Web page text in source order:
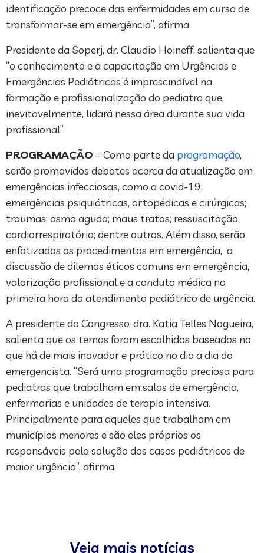
identificação precoce das enfermidades em curso de
transformar-se em emergência”, afirma.
Presidente da Soperj, dr. Claudio Hoineff, salienta que
“o conhecimento e a capacitação em Urgências e
Emergências Pediátricas é imprescindível na
formação e profissionalização do pediatra que,
inevitavelmente, lidará nessa área durante sua vida
profissional”.
PROGRAMAÇÃO – Como parte da programação,
serão promovidos debates acerca da atualização em
emergências infecciosas, como a covid-19;
emergências psiquiátricas, ortopédicas e cirúrgicas;
traumas; asma aguda; maus tratos; ressuscitação
cardiorrespiratória; dentre outros. Além disso, serão
enfatizados os procedimentos em emergência, a
discussão de dilemas éticos comuns em emergência,
valorização profissional e a conduta médica na
primeira hora do atendimento pediátrico de urgência.
A presidente do Congresso, dra. Katia Telles Nogueira,
salienta que os temas foram escolhidos baseados no
que há de mais inovador e prático no dia a dia do
emergencista. “Será uma programação preciosa para
pediatras que trabalham em salas de emergência,
enfermarias e unidades de terapia intensiva.
Principalmente para aqueles que trabalham em
municípios menores e são eles próprios os
responsáveis pela solução dos casos pediátricos de
maior urgência”, afirma.
Veja mais notícias